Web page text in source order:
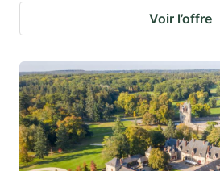
Voir l’offre